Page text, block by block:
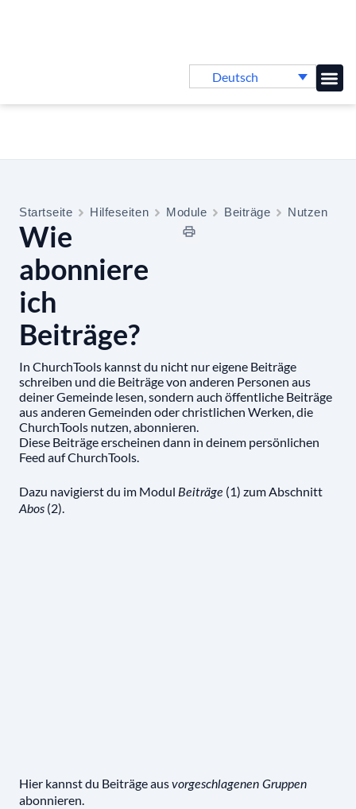
Deutsch
Startseite Hilfeseiten Module Beiträge Nutzen
Wie
abonniere
ich
Beiträge?
In ChurchTools kannst du nicht nur eigene Beiträge
schreiben und die Beiträge von anderen Personen aus
deiner Gemeinde lesen, sondern auch öffentliche Beiträge
aus anderen Gemeinden oder christlichen Werken, die
ChurchTools nutzen, abonnieren.
Diese Beiträge erscheinen dann in deinem persönlichen
Feed auf ChurchTools.
Dazu navigierst du im Modul Beiträge (1) zum Abschnitt
Abos (2).
Hier kannst du Beiträge ausvorgeschlagenen Gruppen
abonnieren.